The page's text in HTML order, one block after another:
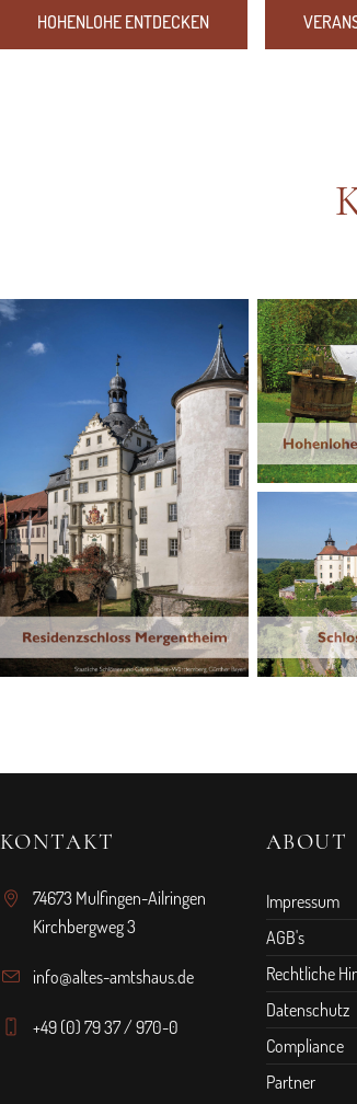
HOHENLOHE ENTDECKEN
KONTAKT
74673 Mulfingen-Ailringen
Kirchbergweg 3
info@altes-amtshaus.de
+49 (0) 79 37 / 970-0
ABOUT
Impressum
AGB's
Rechtliche
Datenschutz
Compliance
Partner